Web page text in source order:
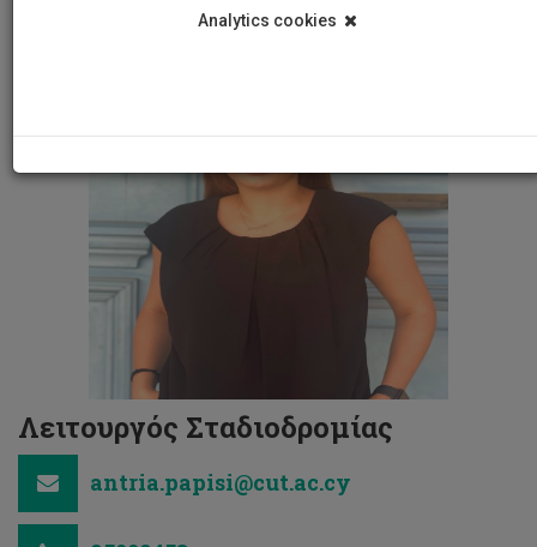
Λειτουργός Σταδιοδρομίας
antria.papisi@cut.ac.cy
Analytics cookies